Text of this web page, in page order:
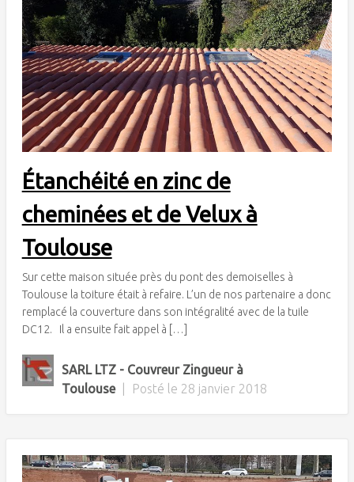
Étanchéité en zinc de
cheminées et de Velux à
Toulouse
Sur cette maison située près du pont des demoiselles à
Toulouse la toiture était à refaire. L’un de nos partenaire a donc
remplacé la couverture dans son intégralité avec de la tuile
DC12. Il a ensuite fait appel à […]
SARL LTZ - Couvreur Zingueur à
Toulouse
Posté le 28 janvier 2018